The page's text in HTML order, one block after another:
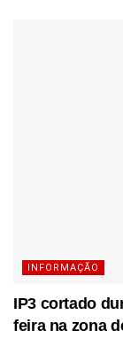
INFORMAÇÃO
IP3 cortado
feira na zona